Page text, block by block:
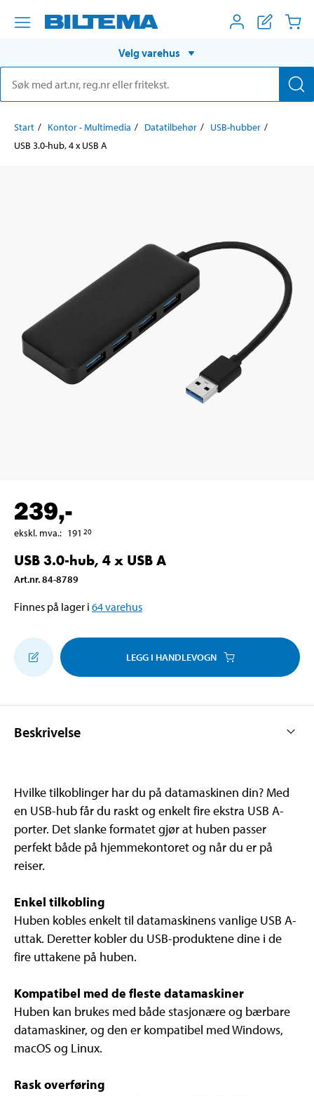
Velg varehus
Start Kontor - Multimedia Datatilbehør
USB-hubber
USB 3.0-hub, 4 x USB A
239,-
ekskl. mva.: 191 20
USB 3.0-hub, 4 x USB A
Art.nr.84-8789
Finnes på lager i 64varehus
LEGG I HANDLEVOGN
Beskrivelse
Hvilke tilkoblinger har du på datamaskinen din? Med
en USB-hub får du raskt og enkelt fire ekstra USB A-
porter. Det slanke formatet gjør at huben passer
perfekt både på hjemmekontoret og når du er på
reiser.
Enkel tilkobling
Huben kobles enkelt til datamaskinens vanlige USB A-
uttak. Deretter kobler du USB-produktene dine i de
fire uttakene på huben.
Kompatibel med de fleste datamaskiner
Huben kan brukes med både stasjonære og bærbare
datamaskiner, og den er kompatibel med Windows,
macOS og Linux.
Rask overføring